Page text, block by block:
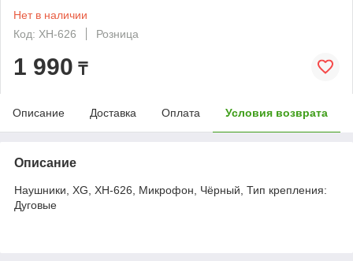
Нет в наличии
Код: XH-626
Розница
1 990 ₸
Описание Доставка Оплата Условия возврата
Описание
Наушники, XG, XH-626, Микрофон, Чёрный, Тип крепления:
Дуговые